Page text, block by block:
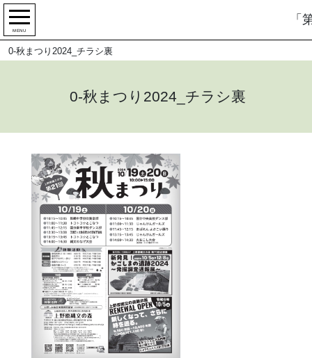
MENU
「
0-秋まつり2024_チラシ裏
0-秋まつり2024_チラシ裏